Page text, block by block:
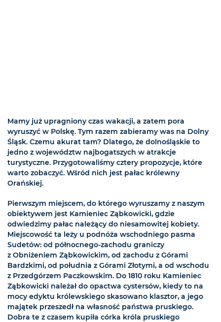
Mamy już upragniony czas wakacji, a zatem pora
wyruszyć w Polskę. Tym razem zabieramy was na Dolny
Śląsk. Czemu akurat tam? Dlatego, że dolnośląskie to
jedno z województw najbogatszych w atrakcje
turystyczne. Przygotowaliśmy cztery propozycje, które
warto zobaczyć. Wśród nich jest pałac królewny
Orańskiej.
Pierwszym miejscem, do którego wyruszamy z naszym
obiektywem jest Kamieniec Ząbkowicki, gdzie
odwiedzimy pałac należący do niesamowitej kobiety.
Miejscowość ta leży u podnóża wschodniego pasma
Sudetów: od północnego-zachodu graniczy
z Obniżeniem Ząbkowickim, od zachodu z Górami
Bardzkimi, od południa z Górami Złotymi, a od wschodu
z Przedgórzem Paczkowskim. Do 1810 roku Kamieniec
Ząbkowicki należał do opactwa cystersów, kiedy to na
mocy edyktu królewskiego skasowano klasztor, a jego
majątek przeszedł na własność państwa pruskiego.
Dobra te z czasem kupiła córka króla pruskiego